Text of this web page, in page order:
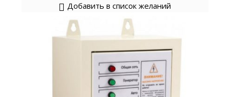
Добавить в список желаний